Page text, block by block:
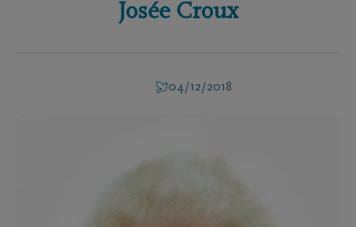
Josée Croux
04/12/2018